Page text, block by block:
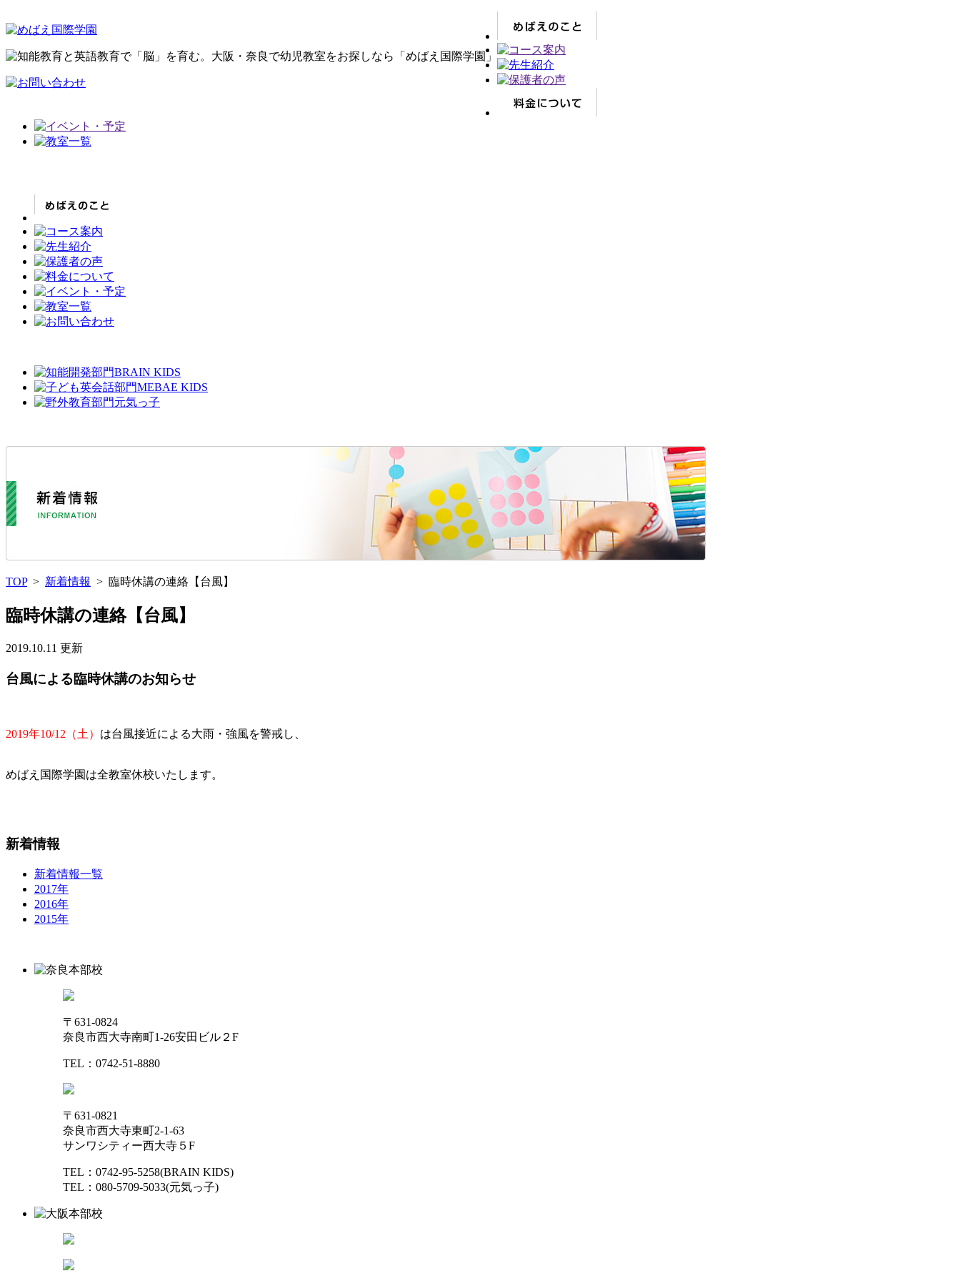
TOP > 新着情報 > 臨時休講の連絡【台風】
臨時休講の連絡【台風】
2019.10.11 更新
台風による臨時休講のお知らせ
2019年10/12（土） は台風接近による大雨・強風を警戒し、
めばえ国際学園は全教室休校いたします。
新着情報
新着情報一覧
2017年
2016年
2015年
〒631-0824
奈良市西大寺南町1-26安田ビル２F
TEL：0742-51-8880
〒631-0821
奈良市西大寺東町2-1-63
サンワシティー西大寺５F
TEL：0742-95-5258(BRAIN KIDS)
TEL：080-5709-5033(元気っ子)